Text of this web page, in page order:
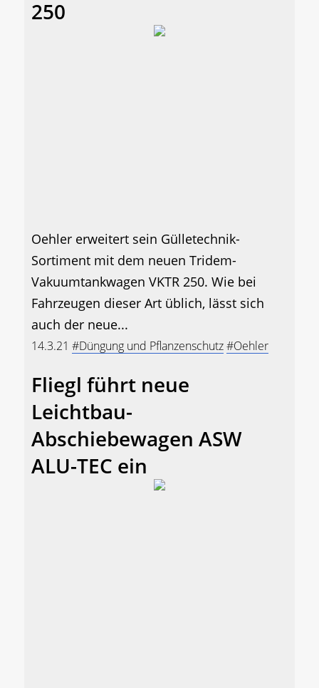
250
Oehler erweitert sein Gülletechnik-
Sortiment mit dem neuen Tridem-
Vakuumtankwagen VKTR 250. Wie bei
Fahrzeugen dieser Art üblich, lässt sich
auch der neue...
14.3.21 #Düngung und Pflanzenschutz#Oehler
Fliegl führt neue
Leichtbau-
Abschiebewagen ASW
ALU-TEC ein